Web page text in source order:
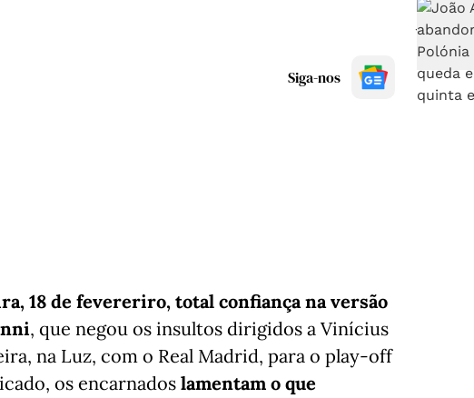
Siga-nos
18 de fevereriro, total confiança na versão
, que negou os insultos dirigidos a Vinícius
na Luz, com o Real Madrid, para o play-off
os encarnados lamentam o que